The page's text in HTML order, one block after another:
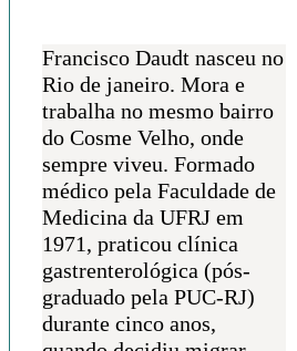
Francisco Daudt nasceu no
Rio de janeiro. Mora e
trabalha no mesmo bairro
do Cosme Velho, onde
sempre viveu. Formado
médico pela Faculdade de
Medicina da UFRJ em
1971, praticou clínica
gastrenterológica (pós-
graduado pela PUC-RJ)
durante cinco anos,